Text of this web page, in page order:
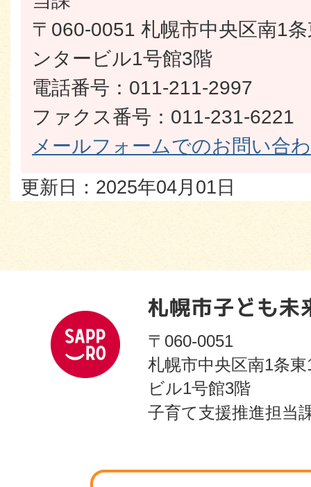
〒060-0051 札幌市中央区南1
ンタービル1号館3階
電話番号：011-211-2997
ファクス番号：011-231-6221
メールフォームでのお問い合
更新日：2025年04月01日
〒060-0051
札幌市中央区南1条
ビル1号館3階
子育て支援推進担当